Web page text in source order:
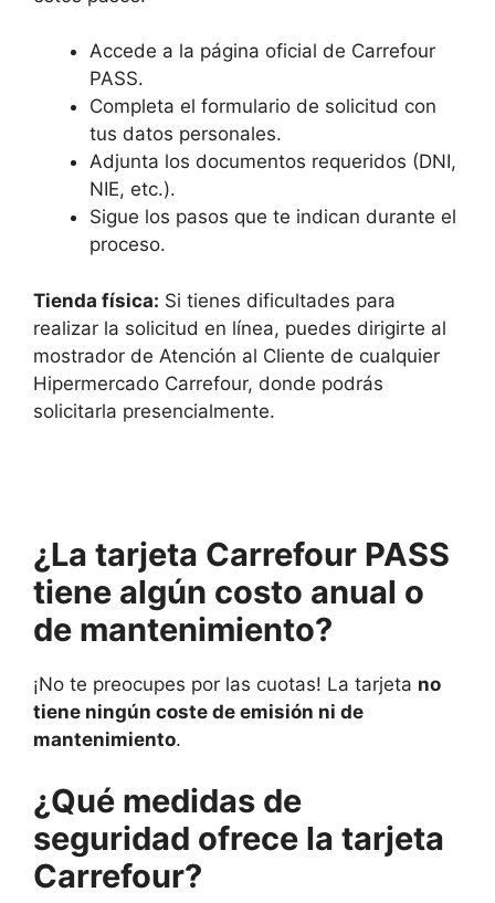
Accede a la página oficial de Carrefour
PASS.
Completa el formulario de solicitud con
tus datos personales.
Adjunta los documentos requeridos (DNI,
NIE, etc.).
Sigue los pasos que te indican durante el
proceso.
Tienda física: Si tienes dificultades para
realizar la solicitud en línea, puedes dirigirte al
mostrador de Atención al Cliente de cualquier
Hipermercado Carrefour, donde podrás
solicitarla presencialmente.
¿La tarjeta Carrefour PASS
tiene algún costo anual o
de mantenimiento?
¡No te preocupes por las cuotas! La tarjeta no
tiene ningún coste de emisión ni de
mantenimiento.
¿Qué medidas de
seguridad ofrece la tarjeta
Carrefour?